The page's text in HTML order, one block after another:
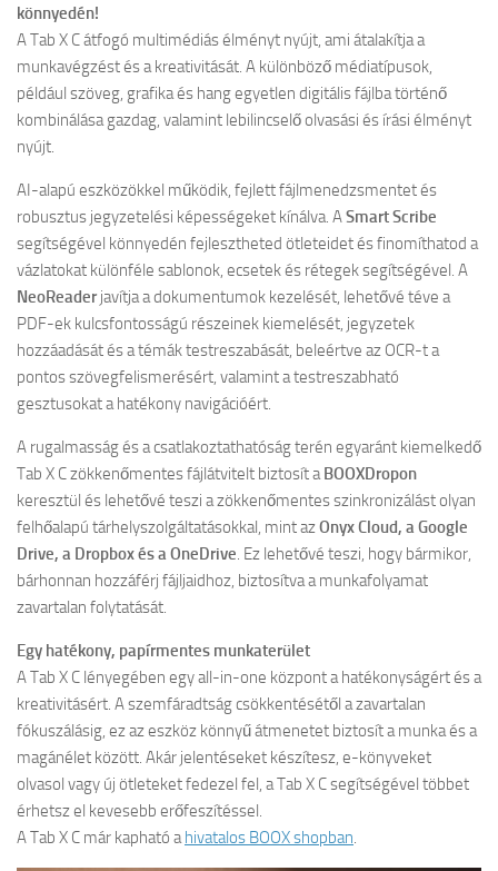
könnyedén!
A Tab X C átfogó multimédiás élményt nyújt, ami átalakítja a
munkavégzést és a kreativitását. A különböző médiatípusok,
például szöveg, grafika és hang egyetlen digitális fájlba történő
kombinálása gazdag, valamint lebilincselő olvasási és írási élményt
nyújt.
AI-alapú eszközökkel működik, fejlett fájlmenedzsmentet és
robusztus jegyzetelési képességeket kínálva. ASmart Scribe
segítségével könnyedén fejlesztheted ötleteidet és finomíthatod a
vázlatokat különféle sablonok, ecsetek és rétegek segítségével. A
NeoReaderjavítja a dokumentumok kezelését, lehetővé téve a
PDF-ek kulcsfontosságú részeinek kiemelését, jegyzetek
hozzáadását és a témák testreszabását, beleértve az OCR-t a
pontos szövegfelismerésért, valamint a testreszabható
gesztusokat a hatékony navigációért.
A rugalmasság és a csatlakoztathatóság terén egyaránt kiemelkedő
Tab X C zökkenőmentes fájlátvitelt biztosít aBOOXDropon
keresztül és lehetővé teszi a zökkenőmentes szinkronizálást olyan
felhőalapú tárhelyszolgáltatásokkal, mint azOnyx Cloud, a Google
Drive, a Dropbox és a OneDrive. Ez lehetővé teszi, hogy bármikor,
bárhonnan hozzáférj fájljaidhoz, biztosítva a munkafolyamat
zavartalan folytatását.
Egy hatékony, papírmentes munkaterület
A Tab X C lényegében egy all-in-one központ a hatékonyságért és a
kreativitásért. A szemfáradtság csökkentésétől a zavartalan
fókuszálásig, ez az eszköz könnyű átmenetet biztosít a munka és a
magánélet között. Akár jelentéseket készítesz, e-könyveket
olvasol vagy új ötleteket fedezel fel, a Tab X C segítségével többet
érhetsz el kevesebb erőfeszítéssel.
A Tab X C már kapható ahivatalos BOOX shopban.